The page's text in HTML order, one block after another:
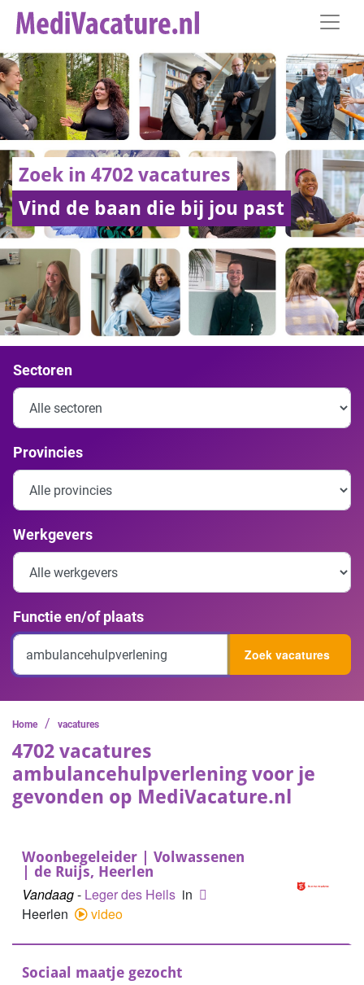
Zoek in 4702 vacatures
Vind de baan die bij jou past
Sectoren
Provincies
Werkgevers
Functie en/of plaats
Zoek vacatures
Home / vacatures
4702 vacatures
ambulancehulpverlening voor je
gevonden op MediVacature.nl
Woonbegeleider | Volwassenen
| de Ruijs, Heerlen
Vandaag- Leger des Heils in
Heerlen
video
Sociaal maatje gezocht